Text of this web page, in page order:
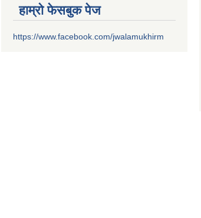
हाम्रो फेसबुक पेज
https://www.facebook.com/jwalamukhirm